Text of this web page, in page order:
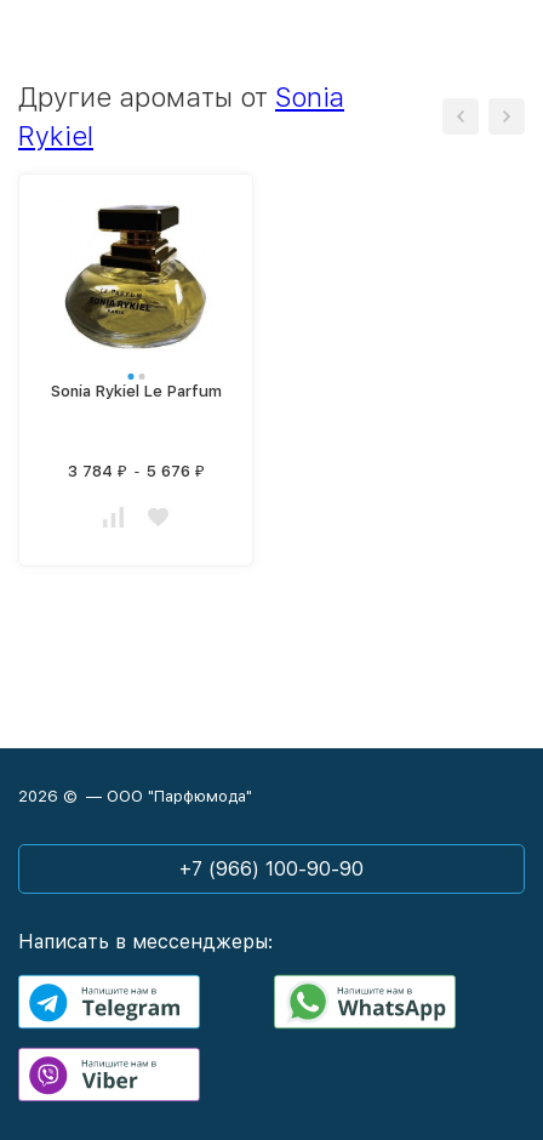
Другие ароматы от Sonia
Rykiel
Sonia Rykiel Le Parfum
3 784 ₽ - 5 676 ₽
2026 © — ООО "Парфюмода"
+7 (966) 100-90-90
Написать в мессенджеры: